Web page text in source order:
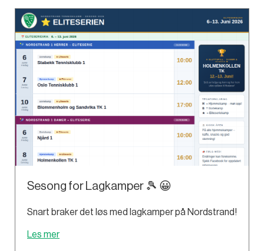
Sesong for Lagkamper 🎾 😀
Snart braker det løs med lagkamper på Nordstrand!
Les mer